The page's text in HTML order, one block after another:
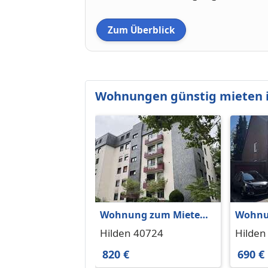
Zum Überblick
Wohnungen günstig mieten
Wohnung zum Mieten
in Hilden 820 € 81.97 m²
Hilden 40724
820 €
in
690 €